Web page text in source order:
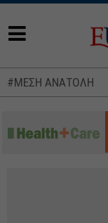
#ΜΕΣΗ ΑΝΑΤΟΛΗ